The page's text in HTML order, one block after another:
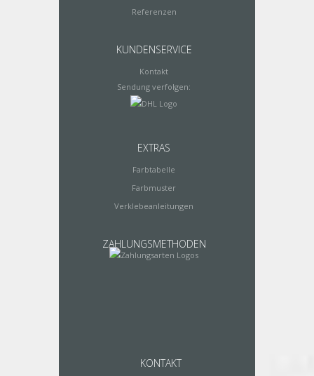
Referenzen
KUNDENSERVICE
Kontakt
Sendung verfolgen:
EXTRAS
Farbtabelle
Farbmuster
Verklebeanleitungen
ZAHLUNGSMETHODEN
KONTAKT